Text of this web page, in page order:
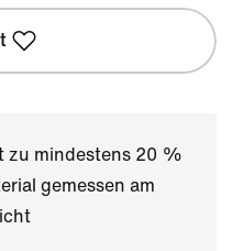
zu mindestens 20 %
gemessen am